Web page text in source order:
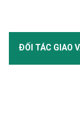
ĐỐI TÁC GIAO